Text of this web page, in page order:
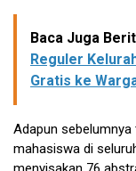
Baca Juga
Reguler
Gratis ke
Adapun
mahasiswa di